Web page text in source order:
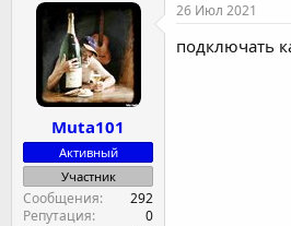
Muta101
Активный
Участник
Сообщения
292
Репутация
0
26 Июл 2021
подключать